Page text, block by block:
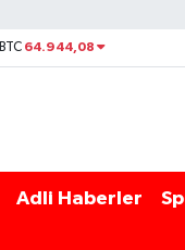
BTC 64.944,08
Adli Haberler